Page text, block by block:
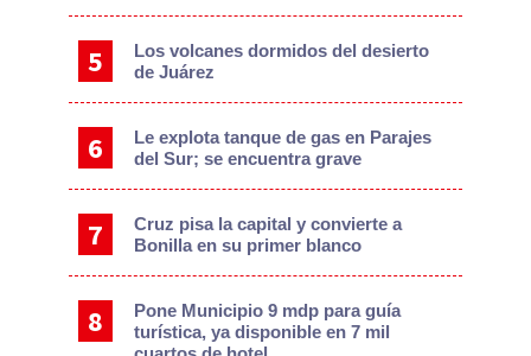
Los volcanes dormidos del desierto
de Juárez
Le explota tanque de gas en Parajes
del Sur; se encuentra grave
Cruz pisa la capital y convierte a
Bonilla en su primer blanco
Pone Municipio 9 mdp para guía
turística, ya disponible en 7 mil